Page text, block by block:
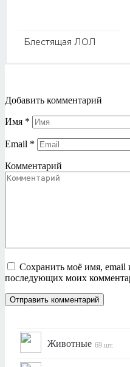
Блестящая ЛОЛ
Добавить комментарий
Имя *
Email *
Комментарий
Сохранить моё имя, email
последующих моих
Животные 69 шт.